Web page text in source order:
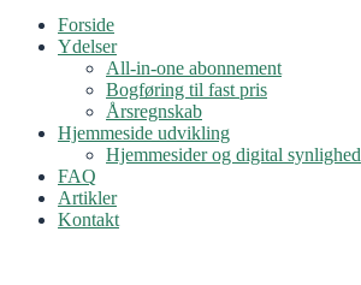
Forside
Ydelser
All-in-one abonnement
Bogføring til fast pris
Årsregnskab
Hjemmeside udvikling
Hjemmesider og digital synlighed
FAQ
Artikler
Kontakt